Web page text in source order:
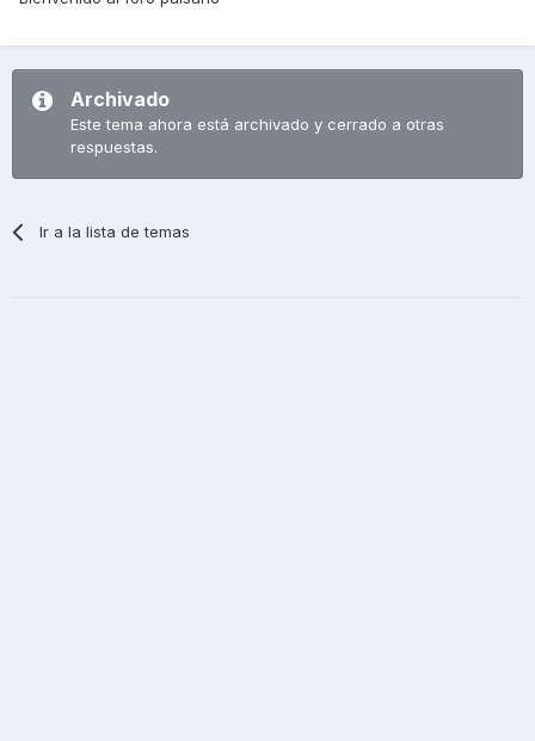
Archivado
Este tema ahora está archivado y cerrado a otras
respuestas.
Ir a la lista de temas